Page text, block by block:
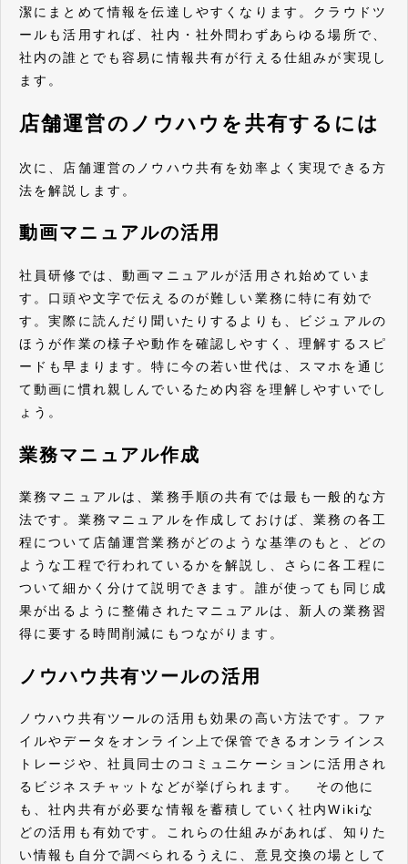
潔にまとめて情報を伝達しやすくなります。クラウドツ
ールも活用すれば、社内・社外問わずあらゆる場所で、
社内の誰とでも容易に情報共有が行える仕組みが実現し
ます。
店舗運営のノウハウを共有するには
次に、店舗運営のノウハウ共有を効率よく実現できる方
法を解説します。
動画マニュアルの活用
社員研修では、動画マニュアルが活用され始めていま
す。口頭や文字で伝えるのが難しい業務に特に有効で
す。実際に読んだり聞いたりするよりも、ビジュアルの
ほうが作業の様子や動作を確認しやすく、理解するスピ
ードも早まります。特に今の若い世代は、スマホを通じ
て動画に慣れ親しんでいるため内容を理解しやすいでし
ょう。
業務マニュアル作成
業務マニュアルは、業務手順の共有では最も一般的な方
法です。業務マニュアルを作成しておけば、業務の各工
程について店舗運営業務がどのような基準のもと、どの
ような工程で行われているかを解説し、さらに各工程に
ついて細かく分けて説明できます。誰が使っても同じ成
果が出るように整備されたマニュアルは、新人の業務習
得に要する時間削減にもつながります。
ノウハウ共有ツールの活用
ノウハウ共有ツールの活用も効果の高い方法です。ファ
イルやデータをオンライン上で保管できるオンラインス
トレージや、社員同士のコミュニケーションに活用され
るビジネスチャットなどが挙げられます。 その他に
も、社内共有が必要な情報を蓄積していく社内Wikiな
どの活用も有効です。これらの仕組みがあれば、知りた
い情報も自分で調べられるうえに、意見交換の場として